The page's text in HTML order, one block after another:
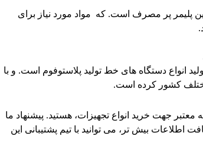
پلیمر پر مصرف است. که مواد مورد نیاز برای
انواع دستگاه های خط تولید پلاستوفوم است. و با
کشور کرده است.
معتبر جهت خرید انواع تجهیزات، هستید. پیشنهاد ما
اطلاعات بیش تر، می توانید با تیم پشتیبانی این